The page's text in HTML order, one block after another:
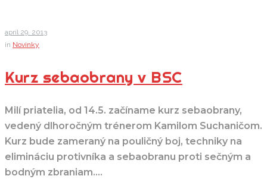
apríl29. 2013
in Novinky
Kurz sebaobrany v BSC
Milí priatelia, od 14.5. začíname kurz sebaobrany,
vedený dlhoročným trénerom Kamilom Suchaničom.
Kurz bude zameraný na pouličný boj, techniky na
elimináciu protivníka a sebaobranu proti sečným a
bodným zbraniam.…